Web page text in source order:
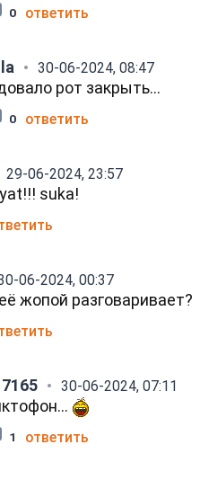
0 ответить
30-06-2024, 08:47
рот закрыть...
0 ответить
29-06-2024, 23:57
suka!
06-2024, 00:37
жопой разговаривает?
30-06-2024, 07:11
1 ответить